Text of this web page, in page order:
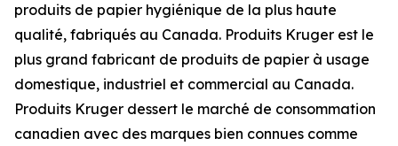
produits de papier hygiénique de la plus haute
qualité, fabriqués au Canada. Produits Kruger est le
plus grand fabricant de produits de papier à usage
domestique, industriel et commercial au Canada.
Produits Kruger dessert le marché de consommation
canadien avec des marques bien connues comme